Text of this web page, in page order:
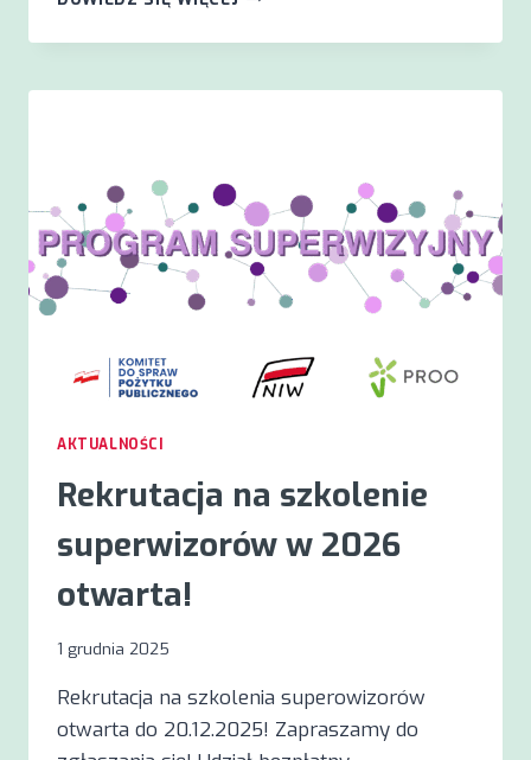
ANGIELSKIEGO
PJM
AKTUALNOŚCI
Rekrutacja na szkolenie
superwizorów w 2026
otwarta!
1 grudnia 2025
Rekrutacja na szkolenia superowizorów
otwarta do 20.12.2025! Zapraszamy do